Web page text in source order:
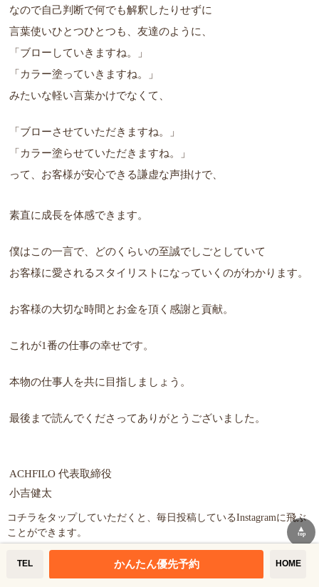
なので自己判断で何でも解釈したりせずに
言葉使いひとつひとつも、友達のように、
「ブローしていきますね。」
「カラー塗っていきますね。」
みたいな軽い言葉かけでなくて、
「ブローさせていただきますね。」
「カラー塗らせていただきますね。」
って、お客様が安心できる謙虚な声掛けで、
素直に成長を体感できます。
僕はこの一言で、どのくらいの至誠でしごとしていて
お客様に愛されるスタイリストになっていくのがわかります。
お客様の大切な時間とお金を頂く感謝と貢献。
これが1番の仕事の幸せです。
本物の仕事人を共に目指しましょう。
最後まで読んでくださってありがとうございました。
ACHFILO 代表取締役
小吉健太
コチラをタップしていただくと、毎日投稿しているInstagramに飛ぶ
ことができます。
↓
▲
top
かんたん優先予約